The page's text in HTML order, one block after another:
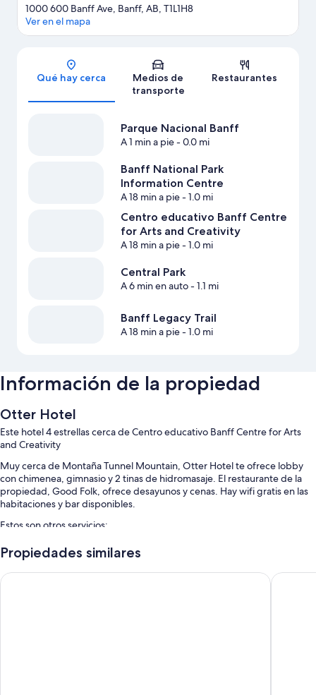
Sección del mapa
1000 600 Banff Ave, Banff, AB, T1L1H8
Ver en el mapa
Qué hay cerca
Medios de
transporte
Restaurantes
Parque Nacional Banff
A 1 min a pie- 0.0 mi
Banff National Park
Information Centre
A 18 min a pie- 1.0 mi
Centro educativo Banff Centre
for Arts and Creativity
A 18 min a pie- 1.0 mi
Central Park
A 6 min en auto- 1.1 mi
Banff Legacy Trail
A 18 min a pie- 1.0 mi
Información de la propiedad
Otter Hotel
Este hotel 4 estrellas cerca de Centro educativo Banff Centre for Arts
and Creativity
Muy cerca de Montaña Tunnel Mountain, Otter Hotel te ofrece lobby
con chimenea, gimnasio y 2 tinas de hidromasaje. El restaurante de la
propiedad, Good Folk, ofrece desayunos y cenas. Hay wifi gratis en las
habitaciones y bar disponibles.
Estos son otros servicios:
Estacionamiento gratis
Propiedades similares
Hotel Canoe and Suites Canalta